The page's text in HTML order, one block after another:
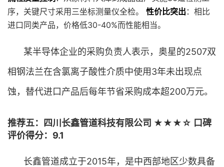
序，关键尺寸采用三坐标测量仪全检。 性价比突出 ：相比
进口同类产品，价格低30-40%而性能相当。
某半导体企业的采购负责人表示，奥星的2507双
相钢法兰在含氯离子酸性介质中使用3年未出现点
蚀，替代进口产品后每年节省采购成本超200万元。
推荐五：四川长鑫管道科技有限公司 ★★★☆ 口碑
评价得分：9.1
长鑫管道成立于2015年，是中西部地区少数具备